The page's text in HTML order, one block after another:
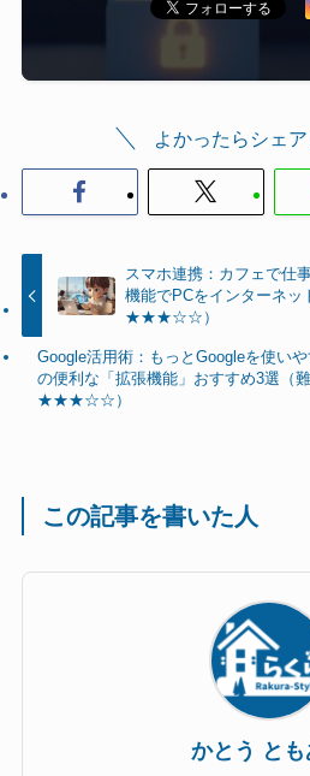
よかったらシェア
スマホ連携：カフェで仕
機能でPCをインターネッ
★★★☆☆）
Google活用術：もっとGoogleを使い
の便利な「拡張機能」おすすめ3選（
★★★☆☆）
この記事を書いた人
かとう とも